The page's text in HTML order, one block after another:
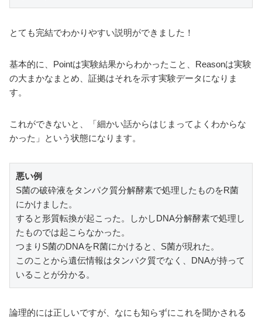
とても完結でわかりやすい説明ができました！
基本的に、Pointは実験結果からわかったこと、Reasonは実験
の大まかなまとめ、証拠はそれを示す実験データになりま
す。
これができないと、「細かい話からはじまってよくわからな
かった」という状態になります。
悪い例
S菌の破砕液をタンパク質分解酵素で処理したものをR菌
にかけました。
すると形質転換が起こった。しかしDNA分解酵素で処理し
たものでは起こらなかった。
つまりS菌のDNAをR菌にかけると、S菌が現れた。
このことから遺伝情報はタンパク質でなく、DNAが持って
いることが分かる。
論理的には正しいですが、なにも知らずにこれを聞かされる